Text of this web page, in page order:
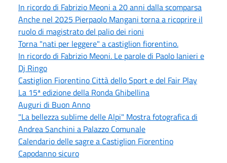
In ricordo di Fabrizio Meoni a 20 anni dalla scomparsa
Anche nel 2025 Pierpaolo Mangani torna a ricoprire il
ruolo di magistrato del palio dei rioni
Torna "nati per leggere" a castiglion fiorentino.
In ricordo di Fabrizio Meoni. Le parole di Paolo Ianieri e
Dj Ringo
Castiglion Fiorentino Città dello Sport e del Fair Play
La 15ª edizione della Ronda Ghibellina
Auguri di Buon Anno
"La bellezza sublime delle Alpi" Mostra fotografica di
Andrea Sanchini a Palazzo Comunale
Calendario delle sagre a Castiglion Fiorentino
Capodanno sicuro